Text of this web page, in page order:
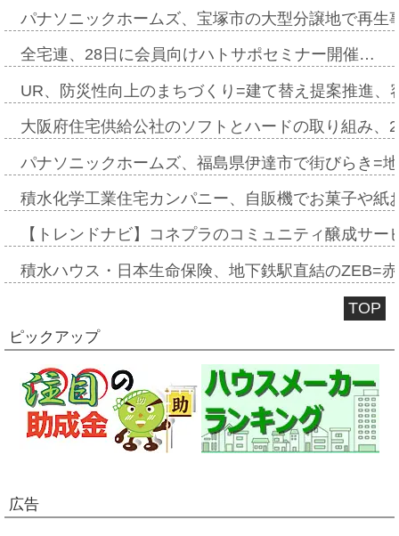
パナソニックホームズ、宝塚市の大型分譲地で再
全宅連、28日に会員向けハトサポセミナー開催…
UR、防災性向上のまちづくり=建て替え提案推進
大阪府住宅供給公社のソフトとハードの取り組み
パナソニックホームズ、福島県伊達市で街びらき=
積水化学工業住宅カンパニー、自販機でお菓子や
【トレンドナビ】コネプラのコミュニティ醸成サ
積水ハウス・日本生命保険、地下鉄駅直結のZEB=
TOP
ピックアップ
広告